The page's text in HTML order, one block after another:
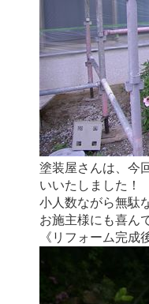
塗装屋さんは、今
いいたしました！
小人数ながら無駄
お施主様にも喜ん
《リフォーム完